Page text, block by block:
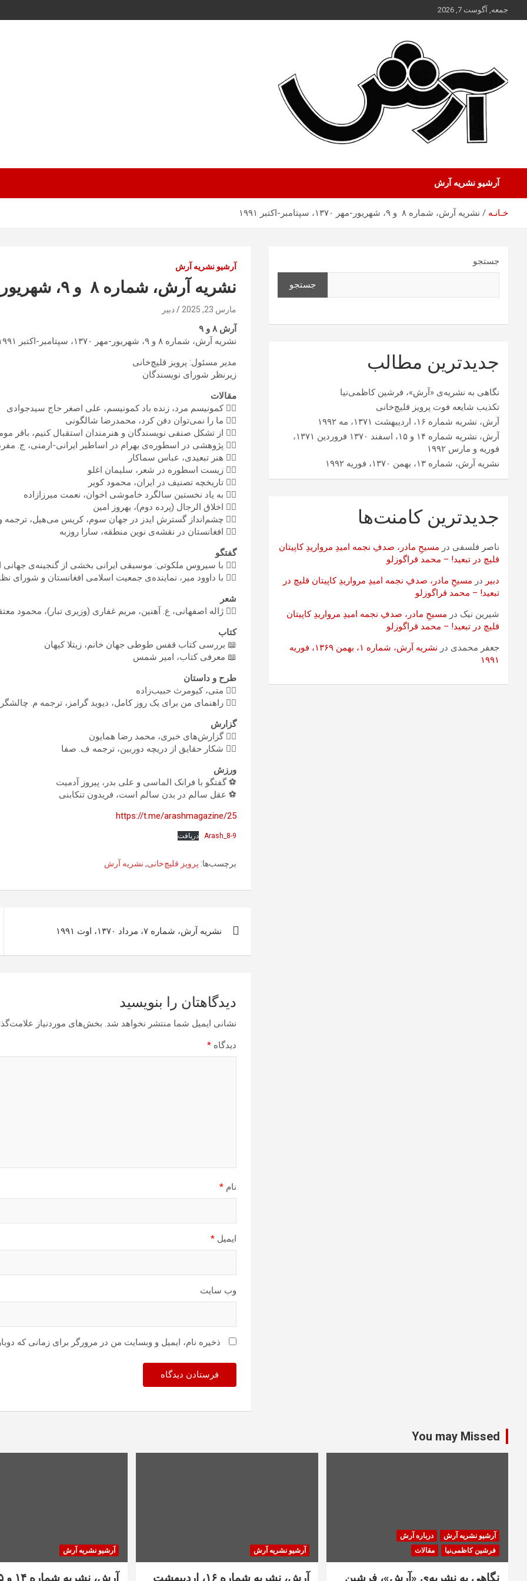
محتوا
جمعه, آگوست 7, 2026
آرشیو نشریه آرش
خـانـه نشریه آرش، شماره ۸ و ۹، شهریور-مهر ۱۳۷۰، سپتامبر-اکتبر ۱۹۹۱
آرشیو نشریه آرش
نشریه آرش، شماره ۸ و ۹، شهریور-مهر ۱۳۷۰، سپتامبر-اکتبر ۱۹۹۱
مارس 23, 2025 دبیر
آرش ۸ و ۹
نشریه آرش، شماره ۸ و ۹، شهریور-مهر ۱۳۷۰، سپتامبر-اکتبر ۱۹۹۱
مدیر مسئول: پرویز قلیچ‌خانی
زیرنظر شورای نویسندگان
مقالات
✍🏼 کمونیسم مرد، زنده باد کمونیسم، علی اصغر حاج سیدجوادی
✍🏼 ما را نمی‌توان دفن کرد، محمدرضا شالگونی
✍🏼 از تشکل صنفی نویسندگان و هنرمندان استقبال کنیم، باقر
✍🏼 پژوهشی در اسطوره‌ی بهرام در اساطیر ایرانی-ارمنی، ج.
✍🏼 هنر تبعیدی، عباس سماکار
✍🏼 زیست اسطوره در شعر، سلیمان اغلو
✍🏼 تاریخچه تصنیف در ایران، محمود کویر
✍🏼 به یاد نخستین سالگرد خاموشی اخوان، نعمت میرزازاده
✍🏼 اخلاق الرجال (پرده دوم)، بهروز امین
✍🏼 چشم‌انداز گسترش ایدز در جهان سوم، کریس می‌هیل،
✍🏼 افغانستان در نقشه‌ی نوین منطقه، سارا روزبه
گفتگو
👈🏼 با سیروس ملکوتی: موسیقی ایرانی بخشی از گنجینه‌ی
👈🏼 با داوود میر، نماینده‌ی جمعیت اسلامی افغانستان و شورای
شعر
✍🏼 ژاله اصفهانی، ع. آهنین، مریم غفاری (وزیری تبار)، محمود
کتاب
📖 بررسی کتاب قفس طوطی جهان خانم، زیتلا کیهان
📖 معرفی کتاب، امیر شمس
طرح و داستان
✍🏼 متی، کیومرث حبیب‌زاده
✍🏼 راهنمای من برای یک روز کامل، دیوید گرامز، ترجمه م. چالشگر
گزارش
✍🏼 گزارش‌های خبری، محمد رضا همایون
✍🏼 شکار حقایق از دریچه دوربین، ترجمه ف. صفا
ورزش
⚽️ گفتگو با فرانک الماسی و علی بدر، پیروز آدمیت
⚽️ عقل سالم در بدن سالم است، فریدون تنکابنی
https://t.me/arashmagazine/25
Arash_8-9 دریافت
برچسب‌ها: پرویز قلیچ‌خانی, نشریه آرش
نوشته
نشریه آرش، شماره ۷، مرداد ۱۳۷۰، اوت ۱۹۹۱
دیدگاهتان را بنویسید
نشانی ایمیل شما منتشر نخواهد شد. بخش‌های موردنیاز
دیدگاه *
نام *
ایمیل *
وب‌ سایت
ذخیره نام، ایمیل و وبسایت من در مرورگر برای زمانی که
جستجو
جستجو
جدیدترین مطالب
نگاهی به نشریه‌ی «آرش»، فرشین کاظمی‌نیا
تکذیب شایعه فوت پرویز قلیچ‌خانی
آرش، نشریه شماره ۱۶، اردیبهشت ۱۳۷۱، مه ۱۹۹۲
آرش، نشریه شماره ۱۴ و ۱۵، اسفند ۱۳۷۰ فروردین ۱۳۷۱،
فوریه و مارس ۱۹۹۲
نشریه آرش، شماره ۱۳، بهمن ۱۳۷۰، فوریه ۱۹۹۲
جدیدترین کامنت‌ها
ناصر فلسفی در مسیحِ مادر، صدفِ نجمه امیدِ مرواریدِ کاپیتان
قلیچ در تبعید! – محمد قراگوزلو
دبیر در مسیحِ مادر، صدفِ نجمه امیدِ مرواریدِ کاپیتان قلیچ در
تبعید! – محمد قراگوزلو
شیرین نیک در مسیحِ مادر، صدفِ نجمه امیدِ مرواریدِ کاپیتان
قلیچ در تبعید! – محمد قراگوزلو
جعفر محمدی در
نشریه آرش، شماره ۱، بهمن ۱۳۶۹، فوریه
۱۹۹۱
You may Missed
آرشیو نشریه آرش
درباره آرش
فرشین کاظمی‌نیا
مقالات
نگاهی به نشریه‌ی «آرش»، فرشین
آرشیو نشریه آرش
آرش، نشریه شماره ۱۶، اردیبهشت
آرشیو نشریه آرش